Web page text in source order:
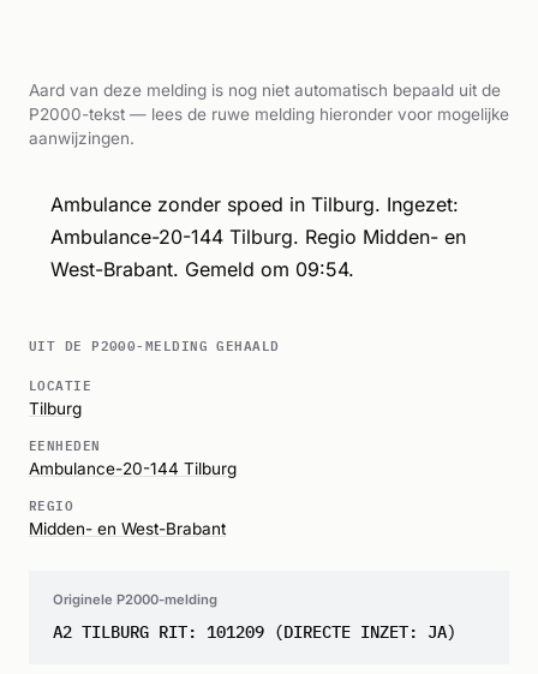
Aard van deze melding is nog niet automatisch bepaald uit de
P2000-tekst — lees de ruwe melding hieronder voor mogelijke
aanwijzingen.
Ambulance zonder spoed in Tilburg. Ingezet:
Ambulance-20-144 Tilburg. Regio Midden- en
West-Brabant. Gemeld om 09:54.
UIT DE P2000-MELDING GEHAALD
LOCATIE
Tilburg
EENHEDEN
Ambulance-20-144 Tilburg
REGIO
Midden- en West-Brabant
Originele P2000-melding
A2 TILBURG RIT: 101209 (DIRECTE INZET: JA)